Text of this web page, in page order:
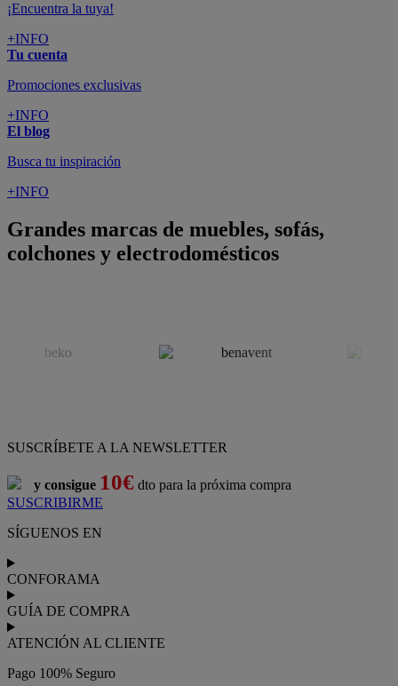
¡Encuentra la tuya!
+INFO
Tu cuenta
Promociones exclusivas
+INFO
El blog
Busca tu inspiración
+INFO
Grandes marcas de muebles, sofás,
colchones y electrodomésticos
SUSCRÍBETE A LA NEWSLETTER
y consigue 10€ dto para la próxima compra
SUSCRIBIRME
SÍGUENOS EN
CONFORAMA
GUÍA DE COMPRA
ATENCIÓN AL CLIENTE
Pago 100% Seguro